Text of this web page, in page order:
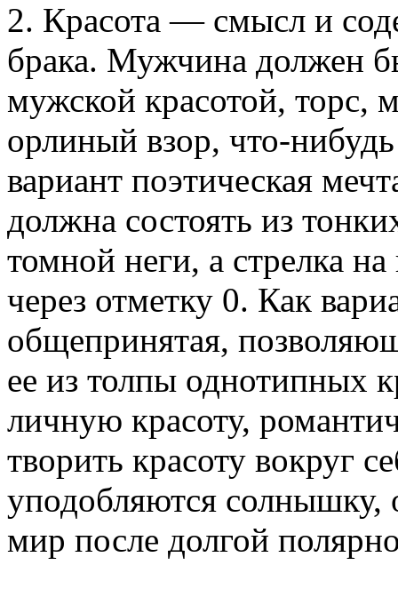
2. Красота — смысл и
брака. Мужчина должен
мужской красотой, торс,
орлиный взор, что-
вариант поэтическая
должна состоять из
томной неги, а стрелка
через отметку 0. Как
общепринятая,
ее из толпы однотипных
личную красоту,
творить красоту вокруг
уподобляются
мир после долгой